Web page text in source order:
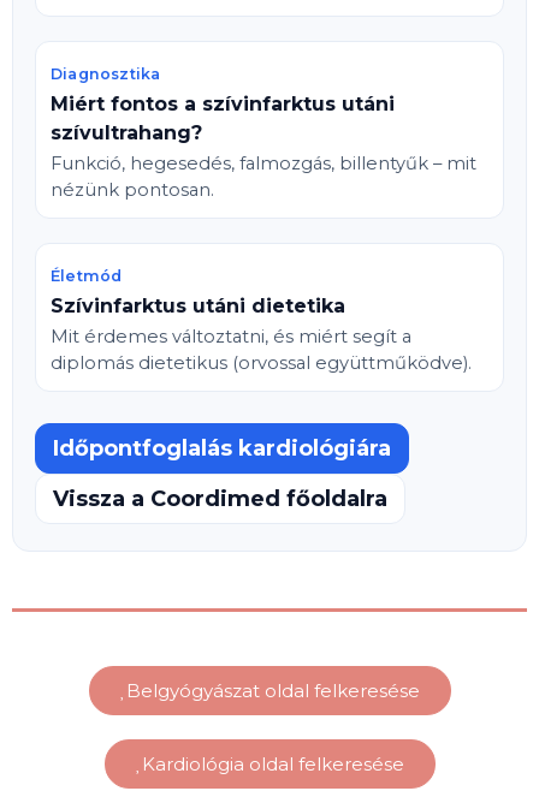
Diagnosztika
Miért fontos a szívinfarktus utáni
szívultrahang?
Funkció, hegesedés, falmozgás, billentyűk – mit
nézünk pontosan.
Életmód
Szívinfarktus utáni dietetika
Mit érdemes változtatni, és miért segít a
diplomás dietetikus (orvossal együttműködve).
Időpontfoglalás kardiológiára
Vissza a Coordimed főoldalra
Belgyógyászat oldal felkeresése
Kardiológia oldal felkeresése